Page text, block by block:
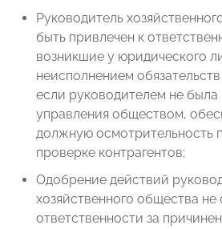
Руководитель
быть привлечен к
возникшие у юридического
неисполнением
если руководителем не
управления обществом,
должную осмотрительность
проверке контрагентов;
Одобрение действий
хозяйственного общества
ответственности за